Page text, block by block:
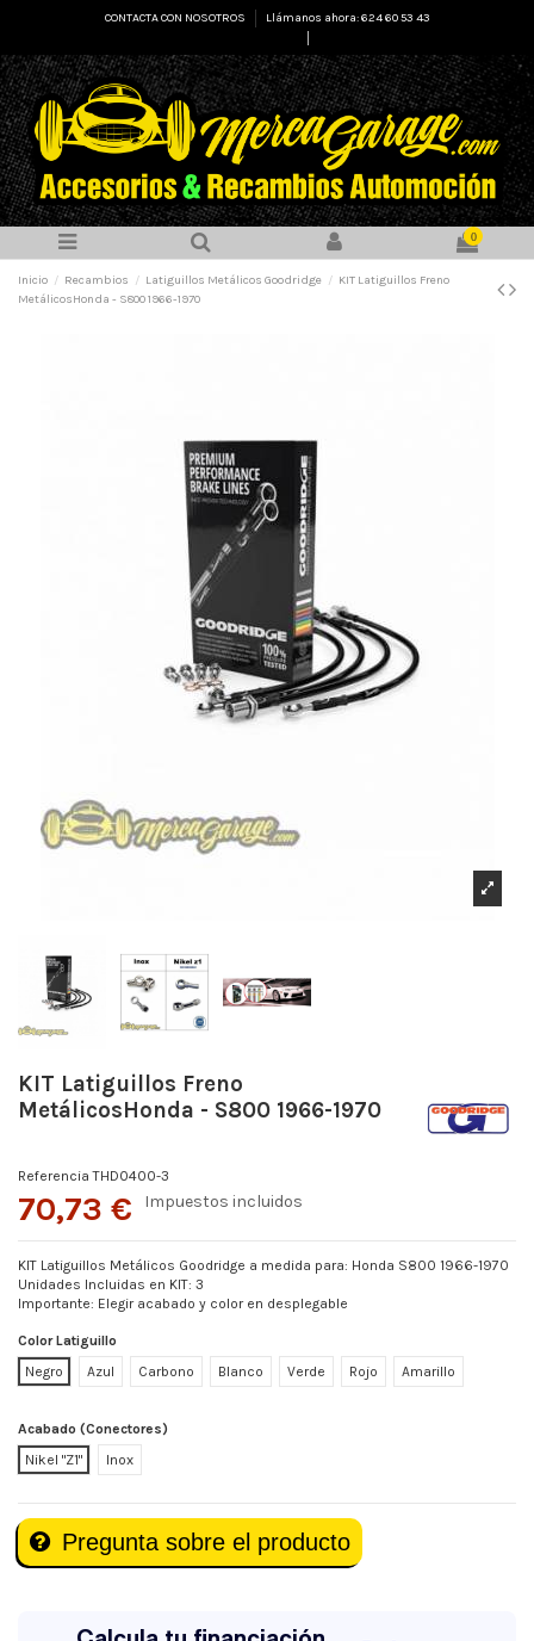
CONTACTA CON NOSOTROS
Llámanos ahora: 624 60 53 43
0
Inicio Recambios Latiguillos Metálicos Goodridge
KIT Latiguillos Freno
MetálicosHonda - S800 1966-1970
KIT Latiguillos Freno
MetálicosHonda - S800 1966-1970
Referencia THD0400-3
70,73 € Impuestos incluidos
KIT Latiguillos Metálicos Goodridge a medida para: Honda S800 1966-1970
Unidades Incluidas en KIT: 3
Importante: Elegir acabado y color en desplegable
Color Latiguillo
Negro
Azul Carbono Blanco Verde Rojo Amarillo
Acabado (Conectores)
Nikel "Z1"
Inox
Pregunta sobre el producto